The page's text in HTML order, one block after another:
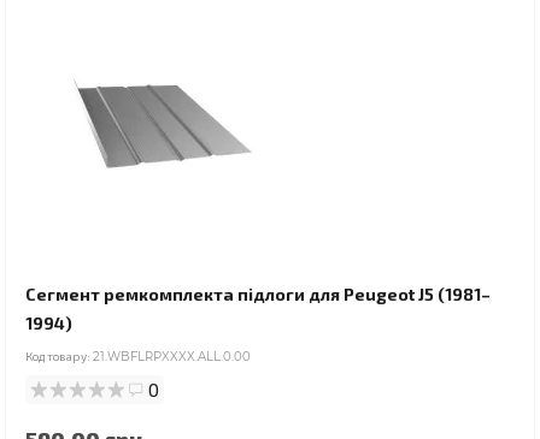
Сегмент ремкомплекта підлоги для Peugeot J5 (1981–
1994)
Код товару: 21.WBFLRPXXXX.ALL.0.00
0